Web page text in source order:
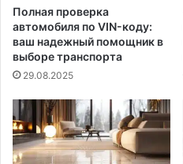
Полная проверка
автомобиля по VIN-коду:
ваш надежный помощник в
выборе транспорта
29.08.2025